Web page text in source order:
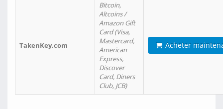
TakenKey.com
Bitcoin,
Altcoins /
Amazon Gift
Card (Visa,
Mastercard,
American
Express,
Discover
Card, Diners
Club, JCB)
Acheter